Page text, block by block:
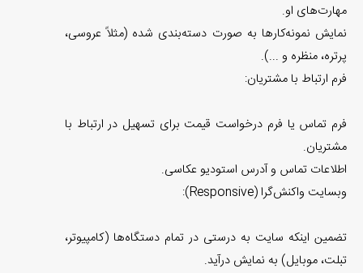
مهارت‌های او.
نمایش نمونه‌کارها به صورت دسته‌بندی شده (مثلاً عروسی،
پرتره، منظره و ...).
فرم ارتباط با مشتریان:
فرم تماس یا فرم درخواست قیمت برای تسهیل در ارتباط با
مشتریان.
اطلاعات تماس و آدرس استودیو عکاسی.
وبسایت واکنش‌گرا (Responsive):
تضمین اینکه سایت به درستی در تمام دستگاه‌ها (کامپیوتر،
تبلت، موبایل) به نمایش درآید.